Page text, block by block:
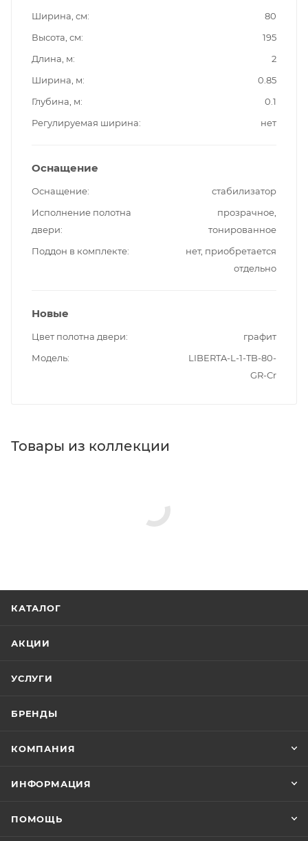
Ширина, см
80
Высота, см
195
Длина, м
2
Ширина, м
0.85
Глубина, м
0.1
Регулируемая ширина
нет
Оснащение
Оснащение
стабилизатор
Исполнение полотна
двери
прозрачное,
тонированное
Поддон в комплекте
нет, приобретается
отдельно
Новые
Цвет полотна двери
графит
Модель
LIBERTA-L-1-TB-80-
GR-Cr
Товары из коллекции
Уголки ограждение, паддоны, Товар, 00-
00-01206539
Liberta
Италия
3 года
Душевая перегородка
современный
прямоугольная
Нет в наличии